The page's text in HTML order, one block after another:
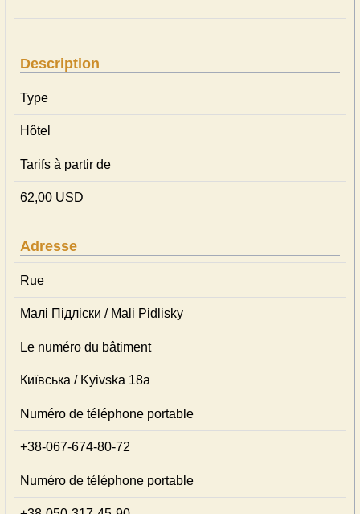
Description
Type
Hôtel
Tarifs à partir de
62,00 USD
Adresse
Rue
Малі Підліски / Mali Pidlisky
Le numéro du bâtiment
Київська / Kyivska 18а
Numéro de téléphone portable
+38-067-674-80-72
Numéro de téléphone portable